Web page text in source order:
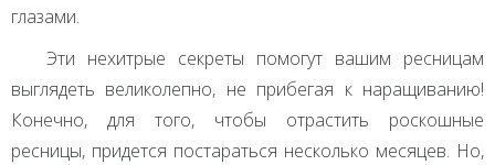
глазами.
Эти нехитрые секреты помогут вашим ресницам
выглядеть великолепно, не прибегая к наращиванию!
Конечно, для того, чтобы отрастить роскошные
ресницы, придется постараться несколько месяцев. Но,